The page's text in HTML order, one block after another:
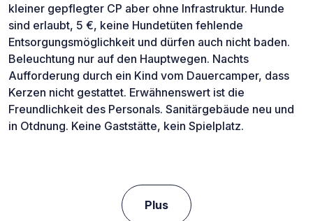
kleiner gepflegter CP aber ohne Infrastruktur. Hunde
sind erlaubt, 5 €, keine Hundetüten fehlende
Entsorgungsmöglichkeit und dürfen auch nicht baden.
Beleuchtung nur auf den Hauptwegen. Nachts
Aufforderung durch ein Kind vom Dauercamper, dass
Kerzen nicht gestattet. Erwähnenswert ist die
Freundlichkeit des Personals. Sanitärgebäude neu und
in Otdnung. Keine Gaststätte, kein Spielplatz.
Plus